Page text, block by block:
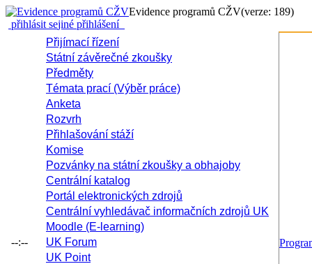
Evidence programů CŽV(verze: 189)
přihlásit sejiné přihlášení
--:--
Přijímací řízení
Státní závěrečné zkoušky
Předměty
Témata prací (Výběr práce)
Anketa
Rozvrh
Přihlašování stáží
Komise
Pozvánky na státní zkoušky a obhajoby
Centrální katalog
Portál elektronických zdrojů
Centrální vyhledávač informačních zdrojů UK
Moodle (E-learning)
UK Forum
UK Point